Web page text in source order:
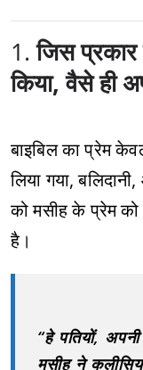
1.जिस
किया, वैसे ही
बाइबिल का प्रेम
लिया गया,
को मसीह के प्रेम को
है।
“हे पतियों,
मसीह ने